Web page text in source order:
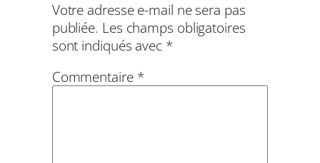
Votre adresse e-mail ne sera pas
publiée. Les champs obligatoires
sont indiqués avec *
Commentaire *